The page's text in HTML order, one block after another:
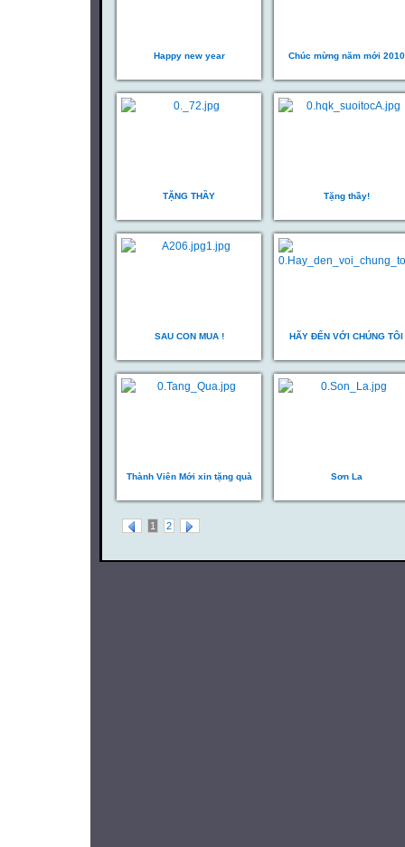
Happy new year Chúc mừng năm mới 2010
TẶNG THẦY Tặng thầy!
SAU CON MUA ! HÃY ĐẾN VỚI CHÚNG TÔI
Thành Viên Mới xin tặng quà Sơn La
1 2